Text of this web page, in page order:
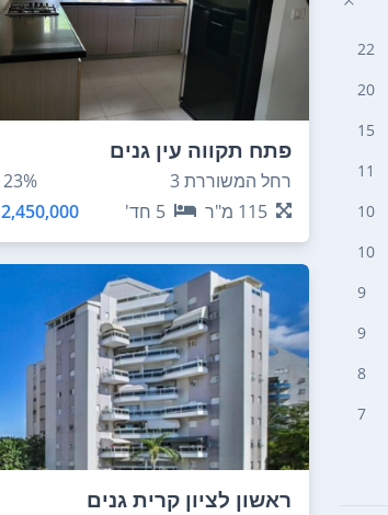
22
20
15
11
10
10
9
9
8
7
פתח תקווה עין גנים
רחל המשוררת 3
23%
115 מ"ר 5 חד' 2,450,000 ₪
ראשון לציון קרית גנים